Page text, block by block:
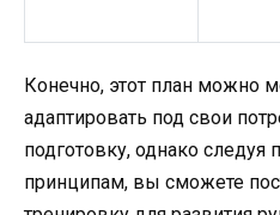
Конечно, этот план можно
адаптировать под свои
подготовку, однако
принципам, вы сможете